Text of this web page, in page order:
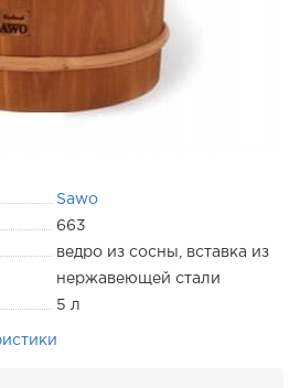
Sawo
663
ведро из сосны, вставка из
нержавеющей стали
5 л